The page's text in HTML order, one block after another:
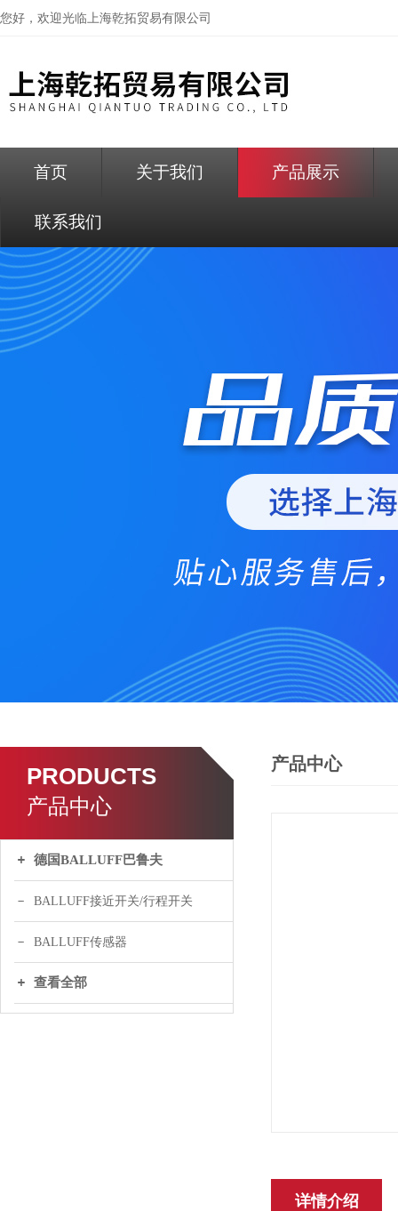
您好，欢迎光临上海乾拓贸易有限公司
首页 关于我们 产品展示
联系我们
PRODUCTS
产品中心
德国BALLUFF巴鲁夫
BALLUFF接近开关/行程开关
BALLUFF传感器
查看全部
产品中心
详情介绍